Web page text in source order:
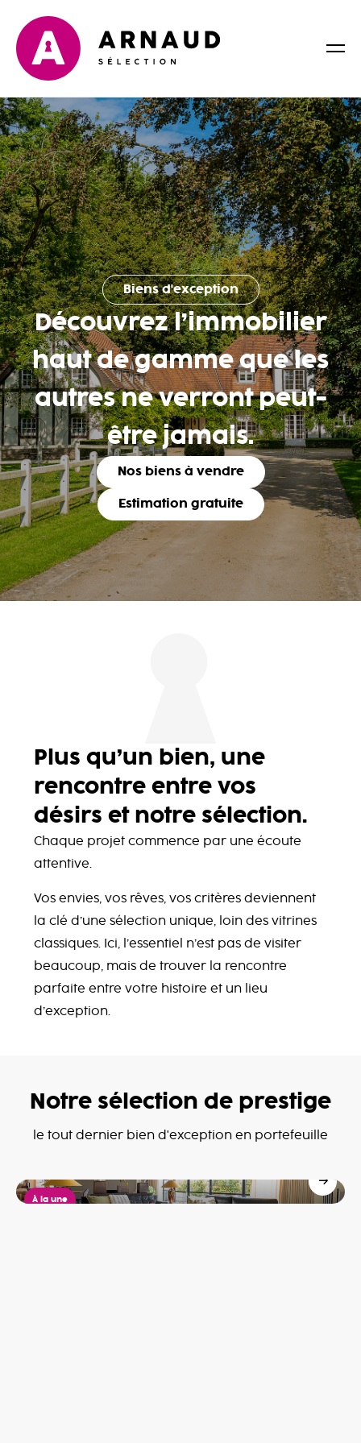
Biens d'exception
Découvrez l’immobilier
haut de gamme que les
autres ne verront peut-
être jamais.
Nos biens à vendre
Estimation gratuite
Plus qu’un bien, une
rencontre entre vos
désirs et notre sélection.
Chaque projet commence par une écoute
attentive.
Vos envies, vos rêves, vos critères deviennent
la clé d’une sélection unique, loin des vitrines
classiques. Ici, l’essentiel n’est pas de visiter
beaucoup, mais de trouver la rencontre
parfaite entre votre histoire et un lieu
d’exception.
Notre sélection de prestige
le tout dernier bien d'exception en portefeuille
À la une
Penthouse